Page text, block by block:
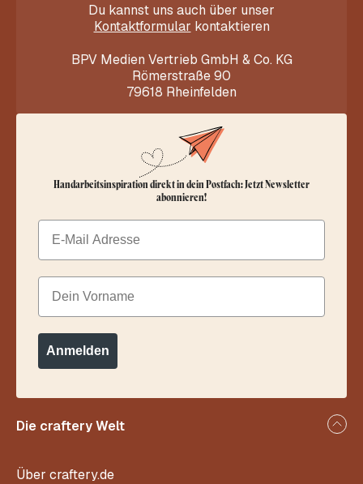
Du kannst uns auch über unser
Kontaktformular kontaktieren
BPV Medien Vertrieb GmbH & Co. KG
Römerstraße 90
79618 Rheinfelden
Die craftery Welt
Über craftery.de
Handarbeitsinspiration direkt in dein Postfach: Jetzt Newsletter
abonnieren!
Email
Dein Vorname
Anmelden